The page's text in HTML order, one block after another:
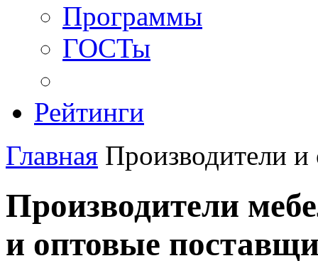
Программы
ГОСТы
Рейтинги
Главная Производители и
Производители
и оптовые